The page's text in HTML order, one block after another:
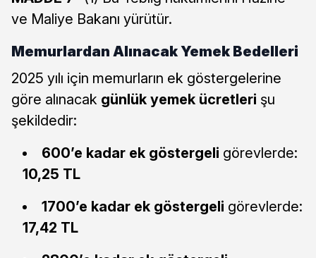
ve Maliye Bakanı yürütür.
Memurlardan Alınacak Yemek Bedelleri
2025 yılı için memurların ek göstergelerine
göre alınacak günlük yemek ücretleri şu
şekildedir:
600’e kadar ek göstergeli görevlerde:
10,25 TL
1700’e kadar ek göstergeli görevlerde:
17,42 TL